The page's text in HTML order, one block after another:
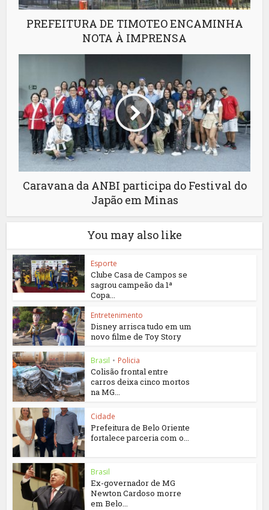
PREFEITURA DE TIMOTEO ENCAMINHA
NOTA À IMPRENSA
Caravana da ANBI participa do Festival do
Japão em Minas
You may also like
Esporte
Clube Casa de Campos se
sagrou campeão da 1ª
Copa...
Entretenimento
Disney arrisca tudo em um
novo filme de Toy Story
Brasil • Policia
Colisão frontal entre
carros deixa cinco mortos
na MG...
Cidade
Prefeitura de Belo Oriente
fortalece parceria com o...
Brasil
Ex-governador de MG
Newton Cardoso morre
em Belo...